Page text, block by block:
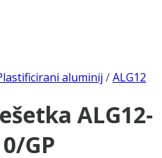
aluminij /ALG12
ALG12-
GP